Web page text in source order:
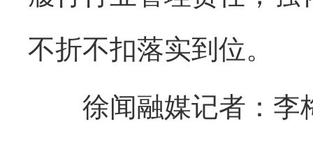
不折不扣落实到位。
徐闻融媒记者：李